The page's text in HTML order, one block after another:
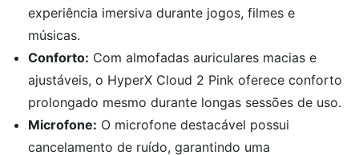
experiência imersiva durante jogos, filmes e
músicas.
Conforto: Com almofadas auriculares macias e
ajustáveis, o HyperX Cloud 2 Pink oferece conforto
prolongado mesmo durante longas sessões de uso.
Microfone: O microfone destacável possui
cancelamento de ruído, garantindo uma